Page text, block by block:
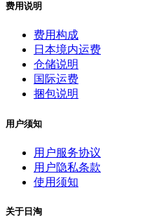
费用说明
费用构成
日本境内运费
仓储说明
国际运费
捆包说明
用户须知
用户服务协议
用户隐私条款
使用须知
关于日淘